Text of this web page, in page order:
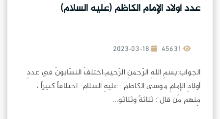
عدد أولاد الإمام الكاظم (عليه السلام)
2023-03-18
الجواب:بسمِ اللهِ الرّحمنِ الرّحيم،اختلفَ النسّابونَ في عددِ
أولادِ الإمامِ موسى الكاظم -عليهِ السلام- اختلافاً كثيراً ،
مِنهم مَن قال : ثلاثةٌ وثلاثو...